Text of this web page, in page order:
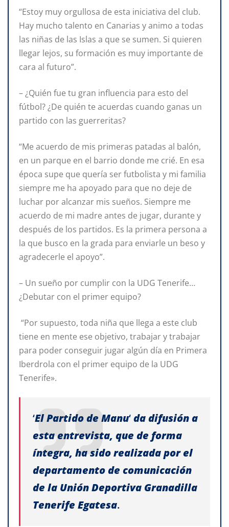
“Estoy muy orgullosa de esta iniciativa del club.
Hay mucho talento en Canarias y animo a todas
las niñas de las Islas a que se sumen. Si quieren
llegar lejos, su formación es muy importante de
cara al futuro”.
– ¿Quién fue tu gran influencia para esto del
fútbol? ¿De quién te acuerdas cuando ganas un
partido con las guerreritas?
“Me acuerdo de mis primeras patadas al balón,
en un parque en el barrio donde me crié. En esa
época supe que quería ser futbolista y mi familia
siempre me ha apoyado para que no deje de
luchar por alcanzar mis sueños. Siempre me
acuerdo de mi madre antes de jugar, durante y
después de los partidos. Es la primera persona a
la que busco en la grada para enviarle un beso y
agradecerle el apoyo”.
– Un sueño por cumplir con la UDG Tenerife…
¿Debutar con el primer equipo?
“Por supuesto, toda niña que llega a este club
tiene en mente ese objetivo, trabajar y trabajar
para poder conseguir jugar algún día en Primera
Iberdrola con el primer equipo de la UDG
Tenerife».
‘El Partido de Manu‘da difusión a
esta entrevista, que de forma
íntegra, ha sido realizadapor el
departamento de comunicación
de la Unión Deportiva Granadilla
Tenerife Egatesa.